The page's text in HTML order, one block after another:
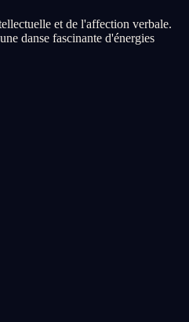
et de l'affection verbale.
danse fascinante d'énergies